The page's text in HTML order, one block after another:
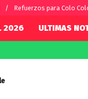
Refuerzos para Colo
2026 ULTIMAS